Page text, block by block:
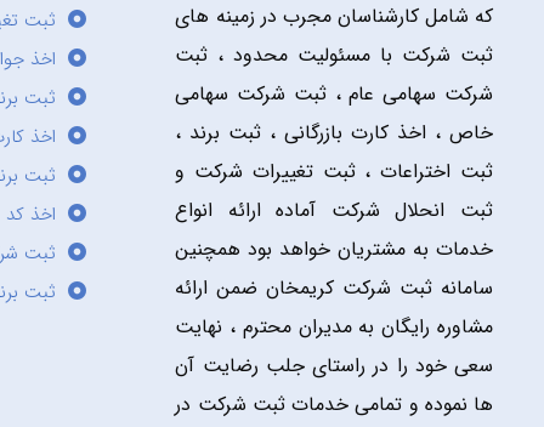
که شامل کارشناسان مجرب در زمینه های
ثبت شرکت با مسئولیت محدود ، ثبت
شرکت سهامی عام ، ثبت شرکت سهامی
خاص ، اخذ کارت بازرگانی ، ثبت برند ،
ثبت اختراعات ، ثبت تغییرات شرکت و
ثبت انحلال شرکت آماده ارائه انواع
خدمات به مشتریان خواهد بود همچنین
سامانه ثبت شرکت کریمخان ضمن ارائه
مشاوره رایگان به مدیران محترم ، نهایت
سعی خود را در راستای جلب رضایت آن
ها نموده و تمامی خدمات ثبت شرکت در
ثبت
اخذ
ثبت
اخذ
ثبت
اخذ کد
ثبت
ثبت